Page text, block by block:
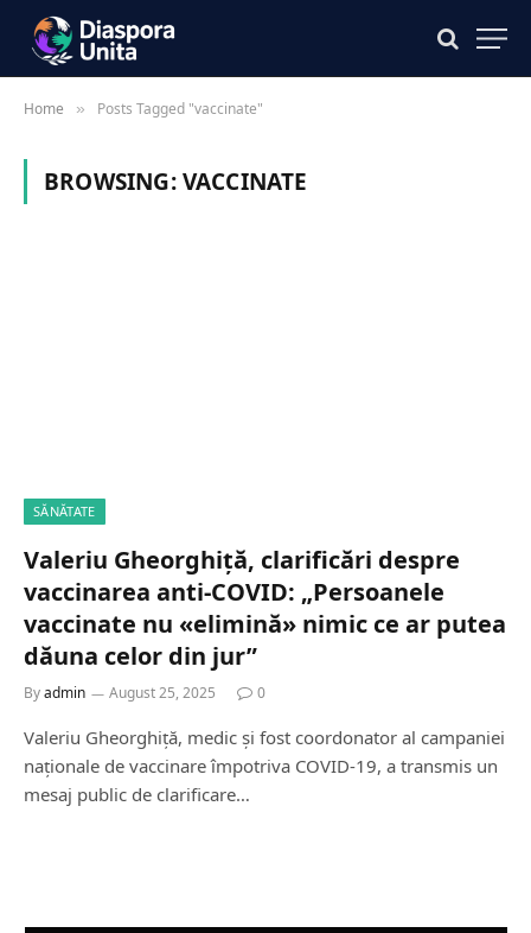
Home » Posts Tagged "vaccinate"
BROWSING:VACCINATE
SĂNĂTATE
Valeriu Gheorghiță, clarificări despre
vaccinarea anti-COVID: „Persoanele
vaccinate nu «elimină» nimic ce ar putea
dăuna celor din jur”
Byadmin August 25, 2025 0
Valeriu Gheorghiță, medic și fost coordonator al campaniei
naționale de vaccinare împotriva COVID-19, a transmis un
mesaj public de clarificare…